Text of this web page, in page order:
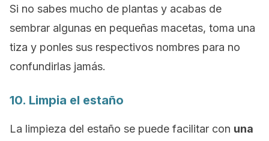
Si no sabes mucho de plantas y acabas de
sembrar algunas en pequeñas macetas, toma una
tiza y ponles sus respectivos nombres para no
confundirlas jamás.
10. Limpia el estaño
La limpieza del estaño se puede facilitar con una